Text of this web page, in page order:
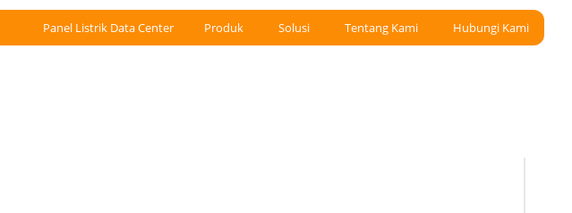
Panel Listrik Data Center Produk Solusi Tentang Kami Hubungi Kami